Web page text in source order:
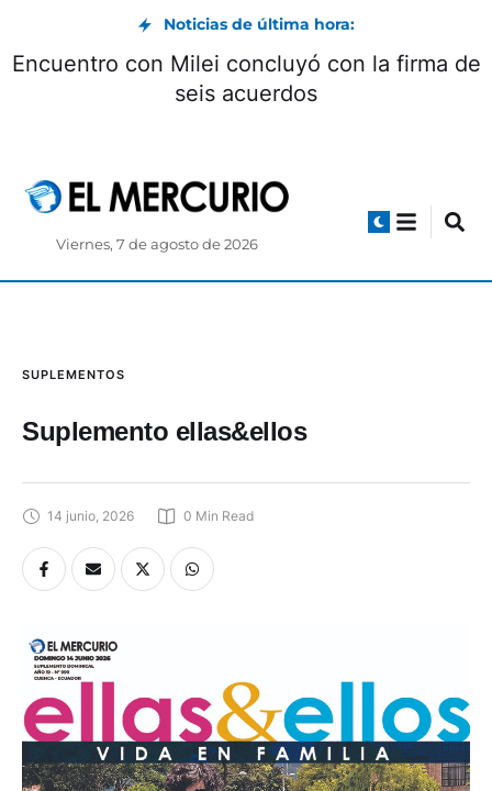
Noticias de última hora:
Encuentro con Milei concluyó con la firma de
seis acuerdos
Viernes, 7 de agosto de 2026
SUPLEMENTOS
Suplemento ellas&ellos
14 junio, 2026 0 Min Read